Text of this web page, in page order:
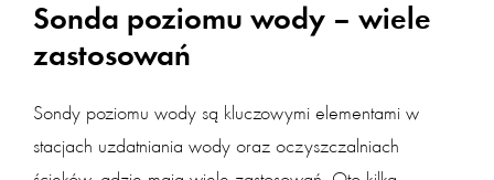
Sonda poziomu wody – wiele
zastosowań
Sondy poziomu wody są kluczowymi elementami w
stacjach uzdatniania wody oraz oczyszczalniach